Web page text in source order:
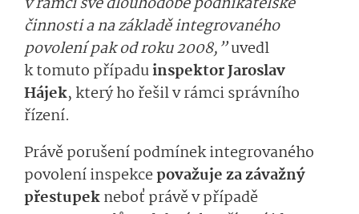
činnosti a na základě integrovaného
povolení pak od roku 2008,”uvedl
k tomuto případuinspektor Jaroslav
Hájek, který ho řešil v rámci správního
řízení.
Právě porušení podmínek integrovaného
povolení inspekcepovažuje za závažný
přestupekneboť právě v případě